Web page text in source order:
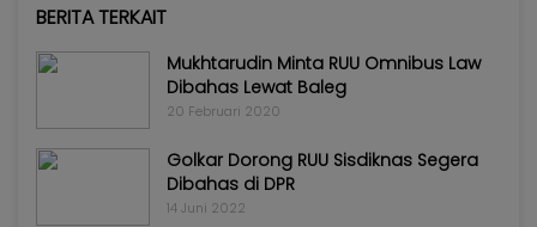
BERITA TERKAIT
Mukhtarudin Minta RUU Omnibus Law
Dibahas Lewat Baleg
20 Februari 2020
Golkar Dorong RUU Sisdiknas Segera
Dibahas di DPR
14 Juni 2022